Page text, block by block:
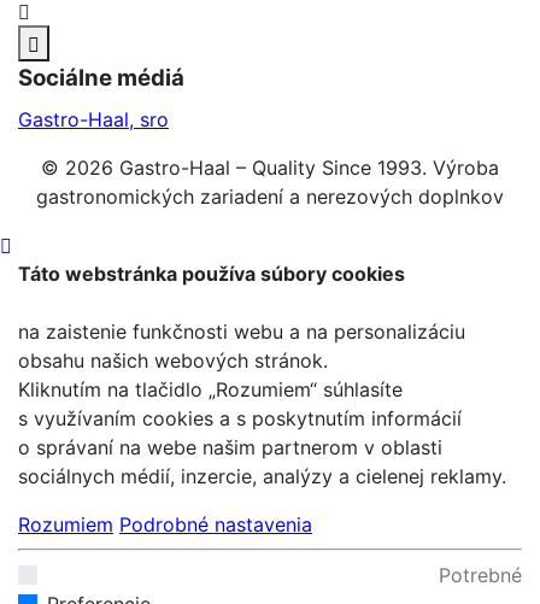
Sociálne médiá
Gastro-Haal, sro
© 2026 Gastro-Haal – Quality Since 1993. Výroba
gastronomických zariadení a nerezových doplnkov
Táto webstránka používa súbory cookies
na zaistenie funkčnosti webu a na personalizáciu
obsahu našich webových stránok.
Kliknutím na tlačidlo „Rozumiem“ súhlasíte
s využívaním cookies a s poskytnutím informácií
o správaní na webe našim partnerom v oblasti
sociálnych médií, inzercie, analýzy a cielenej reklamy.
Rozumiem Podrobné nastavenia
Potrebné